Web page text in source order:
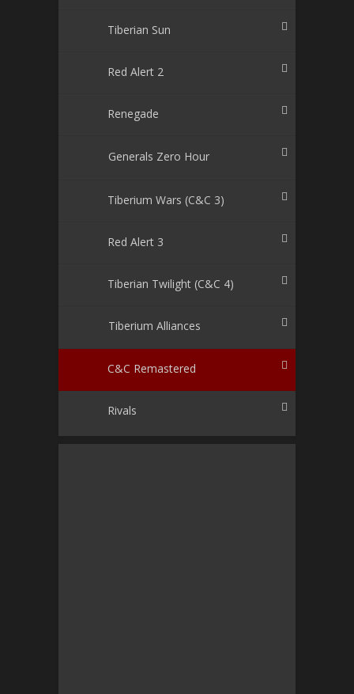
Tiberian Sun
Red Alert 2
Renegade
Generals Zero Hour
Tiberium Wars (C&C 3)
Red Alert 3
Tiberian Twilight (C&C 4)
Tiberium Alliances
C&C Remastered
Rivals